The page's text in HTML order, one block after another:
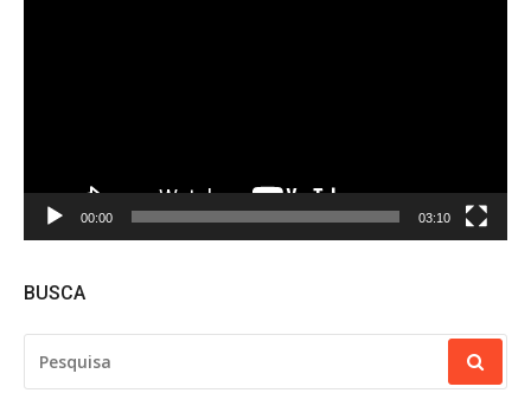
00:00 03:10
BUSCA
POR: